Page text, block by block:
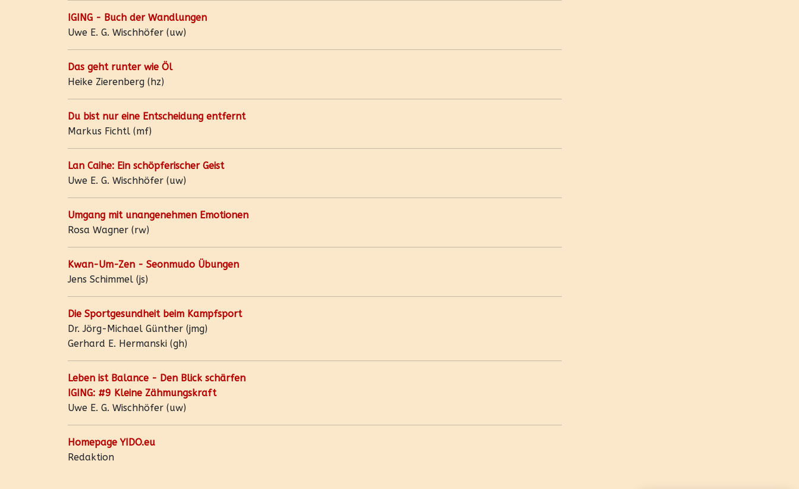
IGING - Buch der Wandlungen
Uwe E. G. Wischhöfer (uw)
Das geht runter wie Öl
Heike Zierenberg (hz)
Du bist nur eine Entscheidung entfernt
Markus Fichtl (mf)
Lan Caihe: Ein schöpferischer Geist
Uwe E. G. Wischhöfer (uw)
Umgang mit unangenehmen Emotionen
Rosa Wagner (rw)
Kwan-Um-Zen - Seonmudo Übungen
Jens Schimmel (js)
Die Sportgesundheit beim Kampfsport
Dr. Jörg-Michael Günther (jmg)
Gerhard E. Hermanski (gh)
Leben ist Balance - Den Blick schärfen
IGING: #9 Kleine Zähmungskraft
Uwe E. G. Wischhöfer (uw)
Homepage YIDO.eu
Redaktion